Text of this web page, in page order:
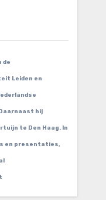
de
Leiden en
hij
te Den Haag. In
en presentaties,